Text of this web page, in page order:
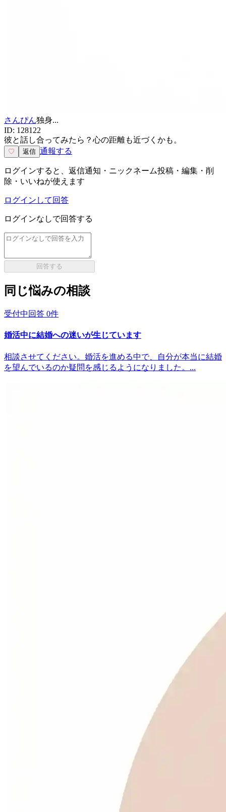
さんぴん独身...
ID: 128122
彼と話し合ってみたら？心の距離も近づくかも。
♡ 返信 通報する
ログインすると、返信通知・ニックネーム投稿・編集・削
除・いいねが使えます
ログインして回答
ログインなしで回答する
回答する
同じ悩みの相談
受付中 回答 0件
婚活中に結婚への迷いが生じています
相談させてください。婚活を進める中で、自分が本当に結婚
を望んでいるのか疑問を感じるようになりました。...